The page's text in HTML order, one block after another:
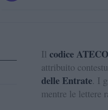
Il codice ATECO
attribuito
delle Entrate. I
mentre le lettere